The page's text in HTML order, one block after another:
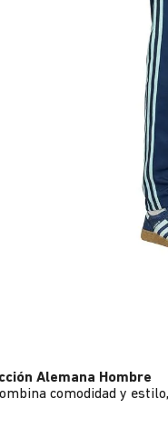
Alemana Hombre
comodidad y